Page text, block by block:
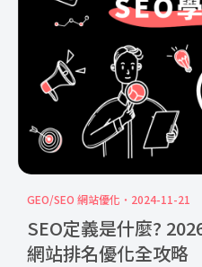
GEO/SEO 網站優化 2024-11-21
SEO定義是什麼?
網站排名優化全攻略